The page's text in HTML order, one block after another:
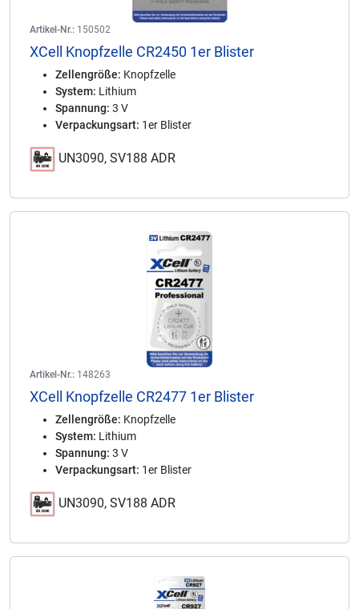
Artikel-Nr.: 150502
XCell Knopfzelle CR2450 1er Blister
Zellengröße: Knopfzelle
System: Lithium
Spannung: 3 V
Verpackungsart: 1er Blister
UN3090, SV188 ADR
Artikel-Nr.: 148263
XCell Knopfzelle CR2477 1er Blister
Zellengröße: Knopfzelle
System: Lithium
Spannung: 3 V
Verpackungsart: 1er Blister
UN3090, SV188 ADR